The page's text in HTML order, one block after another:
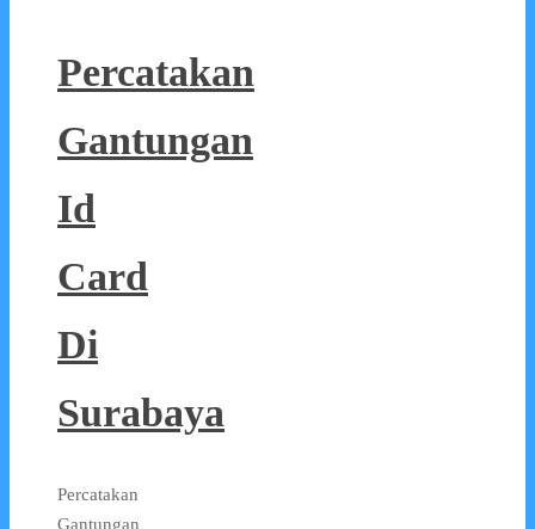
Percatakan
Gantungan
Id
Card
Di
Surabaya
Percatakan
Gantungan